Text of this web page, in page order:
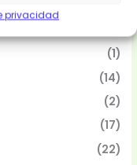
privacidad
(1)
(14)
(2)
(17)
(22)